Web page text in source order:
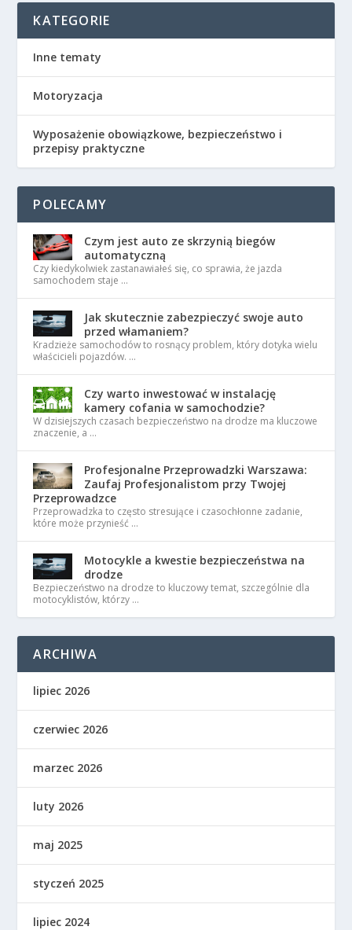
KATEGORIE
Inne tematy
Motoryzacja
Wyposażenie obowiązkowe, bezpieczeństwo i
przepisy praktyczne
POLECAMY
Czym jest auto ze skrzynią biegów
automatyczną
Czy kiedykolwiek zastanawiałeś się, co sprawia, że jazda
samochodem staje …
Jak skutecznie zabezpieczyć swoje auto
przed włamaniem?
Kradzieże samochodów to rosnący problem, który dotyka wielu
właścicieli pojazdów. …
Czy warto inwestować w instalację
kamery cofania w samochodzie?
W dzisiejszych czasach bezpieczeństwo na drodze ma kluczowe
znaczenie, a …
Profesjonalne Przeprowadzki Warszawa:
Zaufaj Profesjonalistom przy Twojej
Przeprowadzce
Przeprowadzka to często stresujące i czasochłonne zadanie,
które może przynieść …
Motocykle a kwestie bezpieczeństwa na
drodze
Bezpieczeństwo na drodze to kluczowy temat, szczególnie dla
motocyklistów, którzy …
ARCHIWA
lipiec 2026
czerwiec 2026
marzec 2026
luty 2026
maj 2025
styczeń 2025
lipiec 2024